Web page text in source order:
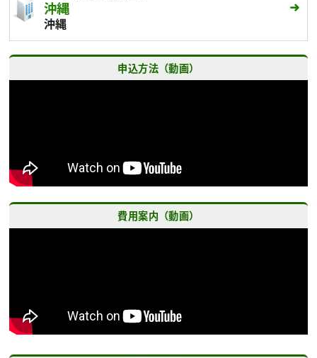
沖縄
沖縄
申込方法（動画）
費用案内（動画）